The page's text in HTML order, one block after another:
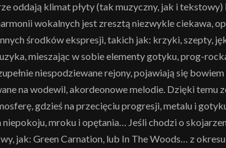
oddają klimat płyty (tak muzyczny, jak i tekstowy)
wokalnych jest zresztą niezwykle ciekawa,
środków ekspresji, takich jak: krzyki, szepty,
mieszając w sobie elementy gotyku, prog-
niespodziewane rejony, pojawiają się bowiem
na wodewil, akordeonowe melodie. Dzięki temu
gdzieś na przecięciu progresji, metalu i
mroku i opętania… Jeśli chodzi o
jak: Green Carnation, lub In The Woods… z okresu